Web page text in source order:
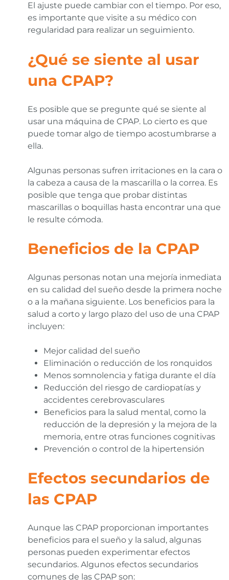
El ajuste puede cambiar con el tiempo. Por eso,
es importante que visite a su médico con
regularidad para realizar un seguimiento.
¿Qué se siente al usar
una CPAP?
Es posible que se pregunte qué se siente al
usar una máquina de CPAP. Lo cierto es que
puede tomar algo de tiempo acostumbrarse a
ella.
Algunas personas sufren irritaciones en la cara o
la cabeza a causa de la mascarilla o la correa. Es
posible que tenga que probar distintas
mascarillas o boquillas hasta encontrar una que
le resulte cómoda.
Beneficios de la CPAP
Algunas personas notan una mejoría inmediata
en su calidad del sueño desde la primera noche
o a la mañana siguiente. Los beneficios para la
salud a corto y largo plazo del uso de una CPAP
incluyen:
Mejor calidad del sueño
Eliminación o reducción de los ronquidos
Menos somnolencia y fatiga durante el día
Reducción del riesgo de cardiopatías y
accidentes cerebrovasculares
Beneficios para la salud mental, como la
reducción de la depresión y la mejora de la
memoria, entre otras funciones cognitivas
Prevención o control de la hipertensión
Efectos secundarios de
las CPAP
Aunque las CPAP proporcionan importantes
beneficios para el sueño y la salud, algunas
personas pueden experimentar efectos
secundarios. Algunos efectos secundarios
comunes de las CPAP son: